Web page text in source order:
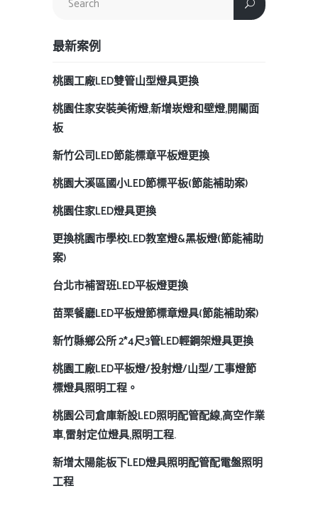
最新案例
桃園工廠LED雙管山型燈具更換
桃園住家安裝美術燈,新增崁燈和壁燈,開關面
板
新竹公司LED節能標章平板燈更換
桃園大溪區國小LED節標平板(節能補助案)
桃園住家LED燈具更換
更換桃園市學校LED教室燈&黑板燈(節能補助
案)
台北市補習班LED平板燈更換
苗栗餐廳LED平板燈節標章燈具(節能補助案)
新竹縣鄉公所 2*4尺3管LED輕鋼架燈具更換
桃園工廠LED平板燈/投射燈/山型/工事燈節
標燈具照明工程。
桃園公司倉庫新設LED照明配管配線,高空作業
車,雷射定位燈具,照明工程.
新增太陽能板下LED燈具照明配管配電盤照明
工程